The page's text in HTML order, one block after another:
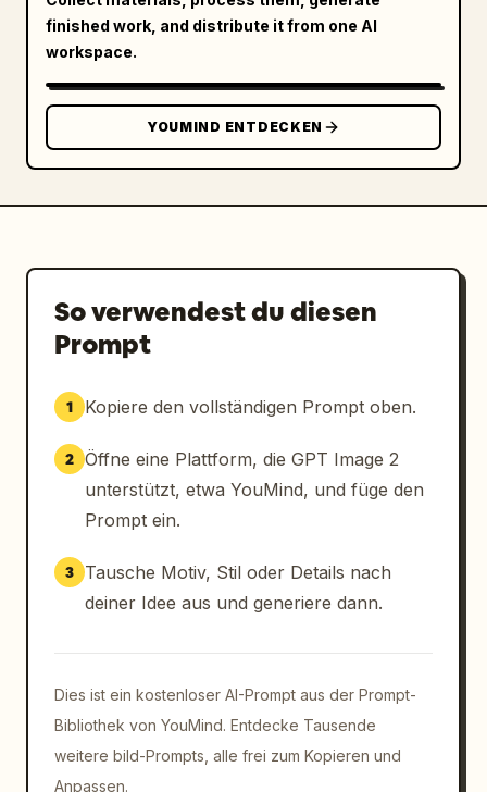
finished work, and distribute it from one AI
workspace.
YOUMIND ENTDECKEN
So verwendest du diesen
Prompt
1 Kopiere den vollständigen Prompt oben.
2 Öffne eine Plattform, die GPT Image 2
unterstützt, etwa YouMind, und füge den
Prompt ein.
3
Tausche Motiv, Stil oder Details nach
deiner Idee aus und generiere dann.
Dies ist ein kostenloser AI-Prompt aus der Prompt-
Bibliothek von YouMind. Entdecke Tausende
weitere bild-Prompts, alle frei zum Kopieren und
Anpassen.